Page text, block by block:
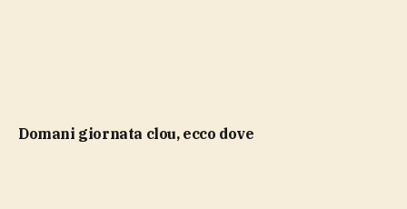
domani giornata clou, ecco dove